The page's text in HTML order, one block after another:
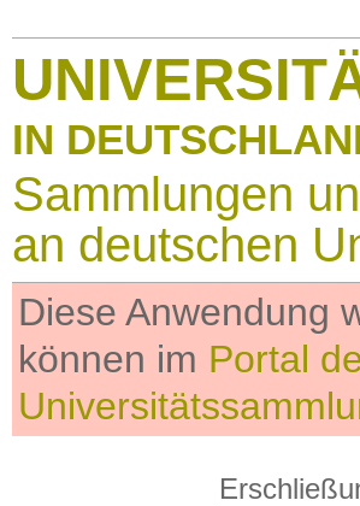
IN
Sammlungen
an deutschen
Diese Anwendung
können im Portal